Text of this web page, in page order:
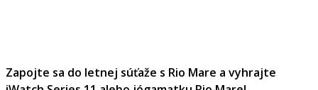
Zapojte sa do letnej súťaže s Rio Mare a vyhrajte